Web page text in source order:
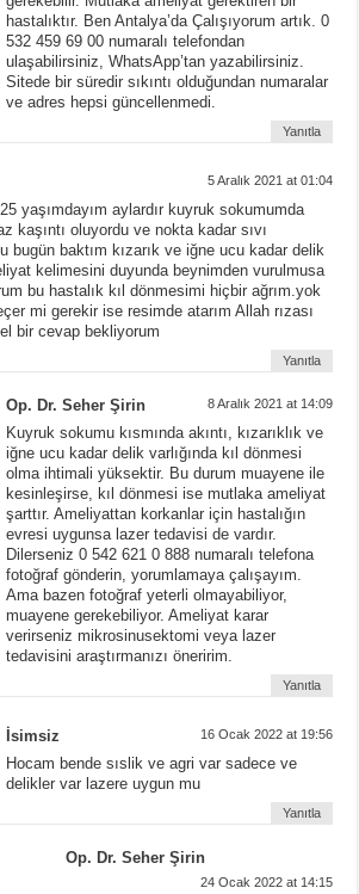
hastalıktır. Ben Antalya’da Çalışıyorum artık. 0
532 459 69 00 numaralı telefondan
ulaşabilirsiniz, WhatsApp’tan yazabilirsiniz.
Sitede bir süredir sıkıntı olduğundan numaralar
ve adres hepsi güncellenmedi.
Yanıtla
5 Aralık 2021 at 01:04
yaşımdayım aylardır kuyruk sokumumda
kaşıntı oluyordu ve nokta kadar sıvı
bugün baktım kızarık ve iğne ucu kadar delik
kelimesini duyunda beynimden vurulmusa
bu hastalık kıl dönmesimi hiçbir ağrım.yok
mi gerekir ise resimde atarım Allah rızası
bir cevap bekliyorum
Yanıtla
Op. Dr. Seher Şirin 8 Aralık 2021 at 14:09
Kuyruk sokumu kısmında akıntı, kızarıklık ve
iğne ucu kadar delik varlığında kıl dönmesi
olma ihtimali yüksektir. Bu durum muayene ile
kesinleşirse, kıl dönmesi ise mutlaka ameliyat
şarttır. Ameliyattan korkanlar için hastalığın
evresi uygunsa lazer tedavisi de vardır.
Dilerseniz 0 542 621 0 888 numaralı telefona
fotoğraf gönderin, yorumlamaya çalışayım.
Ama bazen fotoğraf yeterli olmayabiliyor,
muayene gerekebiliyor. Ameliyat karar
verirseniz mikrosinusektomi veya lazer
tedavisini araştırmanızı öneririm.
Yanıtla
İsimsiz 16 Ocak 2022 at 19:56
Hocam bende sıslik ve agri var sadece ve
delikler var lazere uygun mu
Yanıtla
Op. Dr. Seher Şirin
24 Ocak 2022 at 14:15